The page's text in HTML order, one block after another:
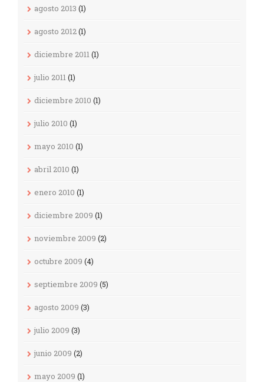
agosto 2013 (1)
agosto 2012(1)
diciembre 2011 (1)
julio 2011 (1)
diciembre 2010 (1)
julio 2010 (1)
mayo 2010 (1)
abril 2010 (1)
enero 2010 (1)
diciembre 2009 (1)
noviembre 2009 (2)
octubre 2009 (4)
septiembre 2009 (5)
agosto 2009 (3)
julio 2009 (3)
junio 2009 (2)
mayo 2009 (1)